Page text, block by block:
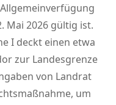
Mai 2026 gültig ist.
I deckt einen etwa
zur Landesgrenze
von Landrat
um